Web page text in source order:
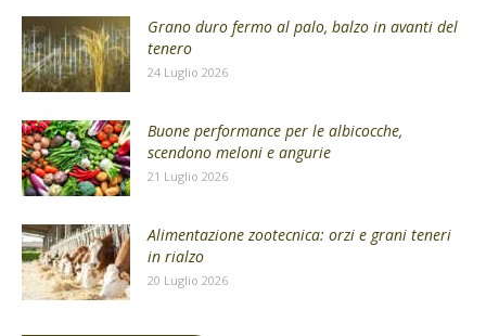
Grano duro fermo al palo, balzo in avanti del
tenero
24 Luglio 2026
Buone performance per le albicocche,
scendono meloni e angurie
21 Luglio 2026
Alimentazione zootecnica: orzi e grani teneri
in rialzo
20 Luglio 2026